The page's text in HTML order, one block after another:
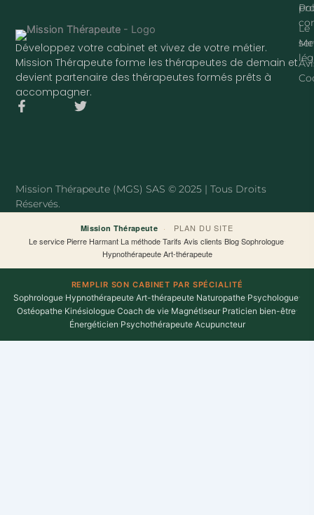
Développez votre cabinet et vivez de votre métier.
Mission Thérapeute forme les thérapeutes de demain et
devient partenaire des thérapeutes formés prêts à
accompagner.
F
k
-
T
Le
Mission Thérapeute (MGS) SAS © 2025 | Tous Droits
Réservés.
Mission Thérapeute ·
PLAN DU SITE
Le service·Pierre Harmant·La méthode·Tarifs·Avis clients·Blog·Sophrologue·
Hypnothérapeute·Art-thérapeute
REMPLIR SON CABINET PAR SPÉCIALITÉ
Sophrologue·Hypnothérapeute·Art-thérapeute·Naturopathe·Psychologue·
Ostéopathe·Kinésiologue·Coach de vie·Magnétiseur·Praticien bien-être·
Énergéticien·Psychothérapeute·Acupuncteur